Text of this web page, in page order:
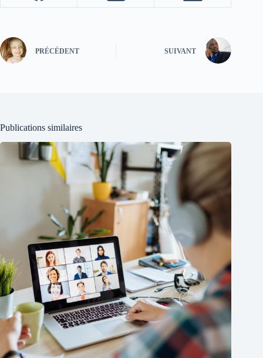
PRÉCÉDENT SUIVANT
Publications similaires